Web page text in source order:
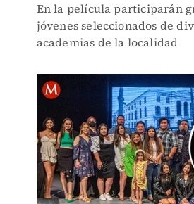
En la película participarán
jóvenes seleccionados de
academias de la localidad